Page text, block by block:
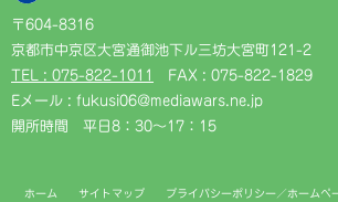
〒604-8316
京都市中京区大宮通御池下ル三坊大宮町121-2
TEL : 075-822-1011
FAX : 075-822-1829
Eメール : fukusi06@mediawars.ne.jp
開所時間 平日8：30〜17：15
ホーム サイトマップ プライバシーポリシー／ホームペ